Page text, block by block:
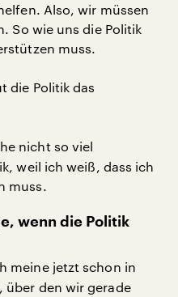
Also, wir müssen
So wie uns die Politik
muss.
die Politik das
nicht so viel
weil ich weiß, dass ich
muss.
wenn die Politik
meine jetzt schon in
über den wir gerade